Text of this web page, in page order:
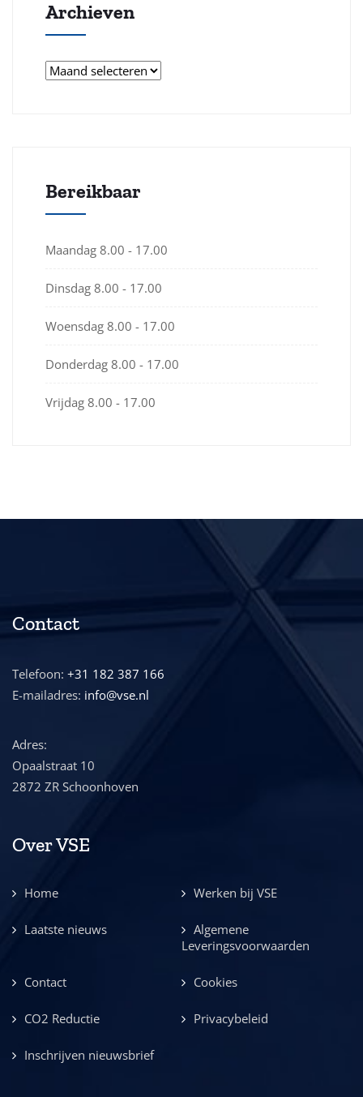
Archieven
Archieven
Bereikbaar
Maandag 8.00 - 17.00
Dinsdag 8.00 - 17.00
Woensdag 8.00 - 17.00
Donderdag 8.00 - 17.00
Vrijdag 8.00 - 17.00
Contact
Telefoon: +31 182 387 166
E-mailadres: info@vse.nl
Adres:
Opaalstraat 10
2872 ZR Schoonhoven
Over VSE
Home Werken bij VSE
Laatste nieuws
Algemene
Leveringsvoorwaarden
Contact Cookies
CO2 Reductie Privacybeleid
Inschrijven nieuwsbrief